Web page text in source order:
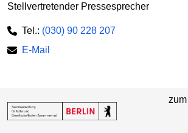
Stellvertretender Pressesprecher
Tel.: (030) 90 228 207
E-Mail